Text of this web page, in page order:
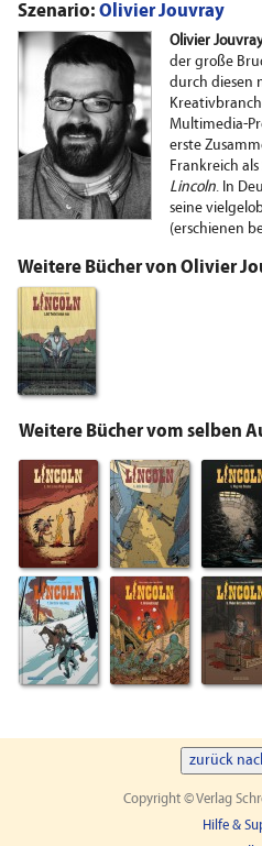
Szenario: Olivier Jouvray
Olivier
der große
durch diesen
Multimedia-
erste
Frankreich
Lincoln. In
seine
(erschienen
Weitere Bücher von Olivier
Weitere Bücher vom selben
zurück
Copyright © Verlag
Hilfe &